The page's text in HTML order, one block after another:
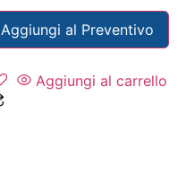
Aggiungi al Preventivo
Aggiungi al carrello